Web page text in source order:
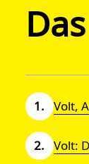
Volt,
Volt: